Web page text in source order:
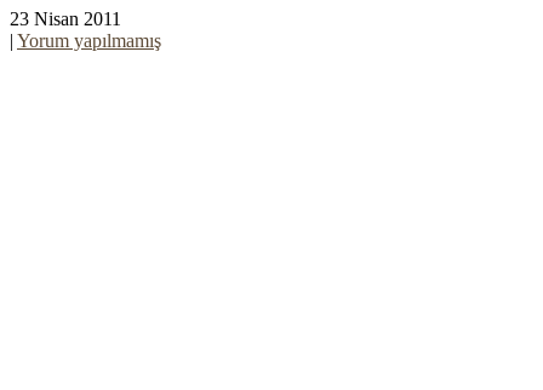
23 Nisan 2011
| Yorum yapılmamış